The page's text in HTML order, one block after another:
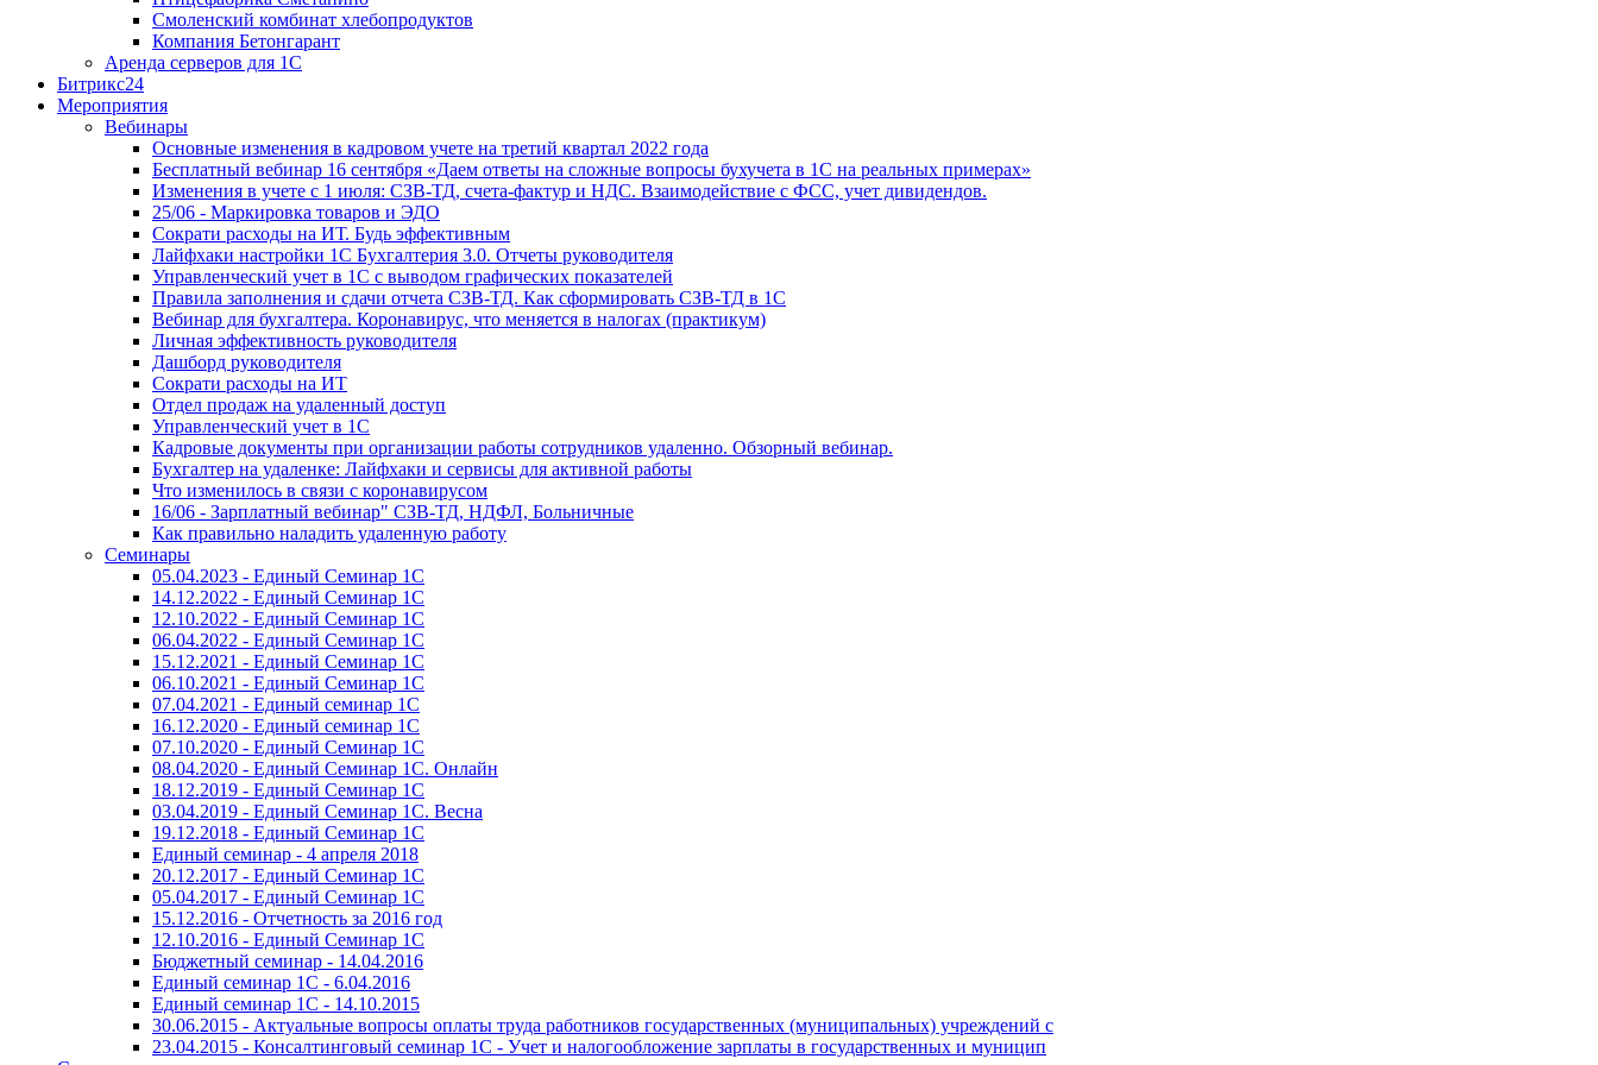
Смоленский комбинат хлебопродуктов
Компания Бетонгарант
Аренда серверов для 1С
Битрикс24
Мероприятия
Вебинары
Основные изменения в кадровом учете на третий квартал 2022 года
Бесплатный вебинар 16 сентября «Даем ответы на сложные вопросы бухучета в 1С на реальных примерах»
Изменения в учете с 1 июля: СЗВ-ТД, счета-фактур и НДС. Взаимодействие с ФСС, учет дивидендов.
25/06 - Маркировка товаров и ЭДО
Сократи расходы на ИТ. Будь эффективным
Лайфхаки настройки 1С Бухгалтерия 3.0. Отчеты руководителя
Управленческий учет в 1С с выводом графических показателей
Правила заполнения и сдачи отчета СЗВ-ТД. Как сформировать СЗВ-ТД в 1С
Вебинар для бухгалтера. Коронавирус, что меняется в налогах (практикум)
Личная эффективность руководителя
Дашборд руководителя
Сократи расходы на ИТ
Отдел продаж на удаленный доступ
Управленческий учет в 1С
Кадровые документы при организации работы сотрудников удаленно. Обзорный вебинар.
Бухгалтер на удаленке: Лайфхаки и сервисы для активной работы
Что изменилось в связи с коронавирусом
16/06 - Зарплатный вебинар" СЗВ-ТД, НДФЛ, Больничные
Как правильно наладить удаленную работу
Семинары
05.04.2023 - Единый Семинар 1С
14.12.2022 - Единый Семинар 1С
12.10.2022 - Единый Семинар 1С
06.04.2022 - Единый Семинар 1С
15.12.2021 - Единый Семинар 1С
06.10.2021 - Единый Семинар 1С
07.04.2021 - Единый семинар 1С
16.12.2020 - Единый семинар 1С
07.10.2020 - Единый Семинар 1С
08.04.2020 - Единый Семинар 1С. Онлайн
18.12.2019 - Единый Семинар 1С
03.04.2019 - Единый Семинар 1С. Весна
19.12.2018 - Единый Семинар 1С
Единый семинар - 4 апреля 2018
20.12.2017 - Единый Семинар 1С
05.04.2017 - Единый Семинар 1С
15.12.2016 - Отчетность за 2016 год
12.10.2016 - Единый Семинар 1С
Бюджетный семинар - 14.04.2016
Единый семинар 1С - 6.04.2016
Единый семинар 1С - 14.10.2015
30.06.2015 - Актуальные вопросы оплаты труда работников государственных (муниципальных) учреждений с
23.04.2015 - Консалтинговый семинар 1С - Учет и налогообложение зарплаты в государственных и муницип